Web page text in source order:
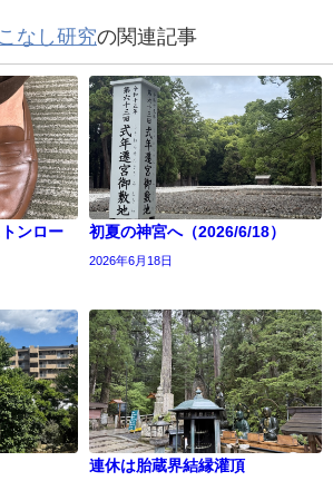
なし研究の関連記事
ンロー
初夏の神宮へ（2026/6/18）
2026年6月18日
連休は胎蔵界結縁灌頂